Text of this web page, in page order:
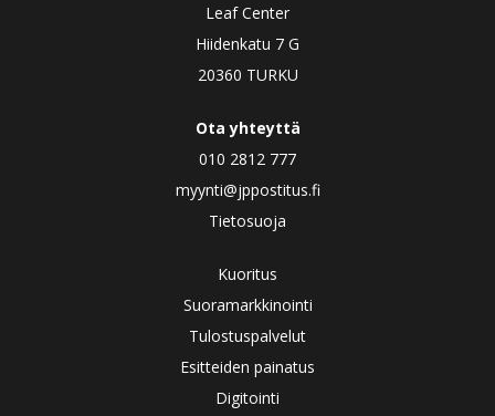
Leaf Center
Hiidenkatu 7 G
20360 TURKU
Ota yhteyttä
010 2812 777
myynti@jppostitus.fi
Tietosuoja
Kuoritus
Suoramarkkinointi
Tulostuspalvelut
Esitteiden painatus
Digitointi